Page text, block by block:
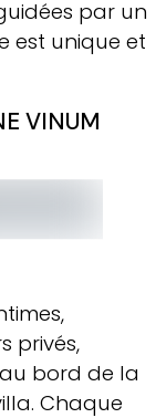
par un
est unique et
VINUM
privés,
bord de la
Chaque